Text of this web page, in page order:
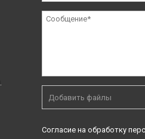
Добавить файлы
Согласие на обработку